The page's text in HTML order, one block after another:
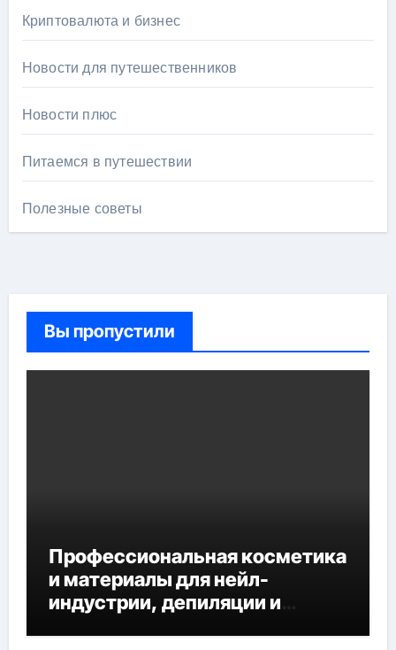
Криптовалюта и бизнес
Новости для путешественников
Новости плюс
Питаемся в путешествии
Полезные советы
Вы пропустили
Профессиональная косметика
и материалы для нейл-
индустрии, депиляции и